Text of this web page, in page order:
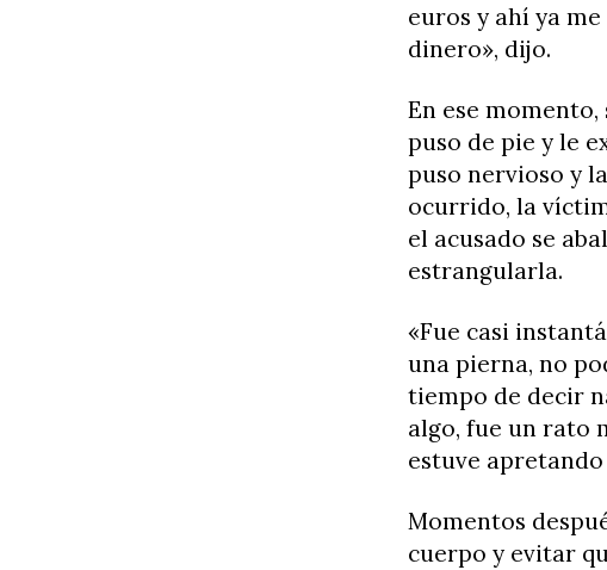
euros y ahí ya
dinero», dijo.
En ese
puso de pie y le
puso nervioso y
ocurrido, la
el acusado se
estrangularla.
«Fue casi
una pierna, no
tiempo de decir
algo, fue un rato
estuve
Momentos
cuerpo y evitar